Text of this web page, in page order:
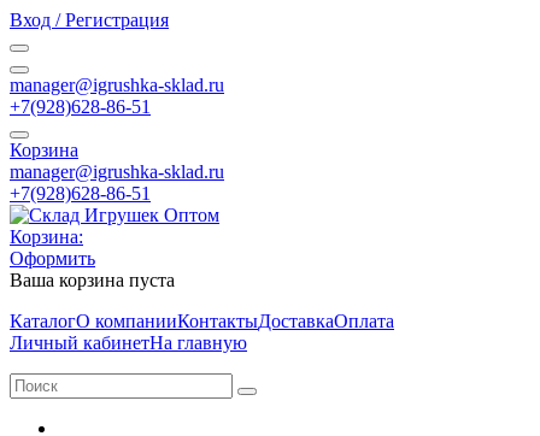
Вход / Регистрация
manager@igrushka-sklad.ru
+7(928)628-86-51
Корзина
manager@igrushka-sklad.ru
+7(928)628-86-51
Корзина:
Оформить
Ваша корзина пуста
КаталогО компанииКонтактыДоставкаОплата
Личный кабинетНа главную